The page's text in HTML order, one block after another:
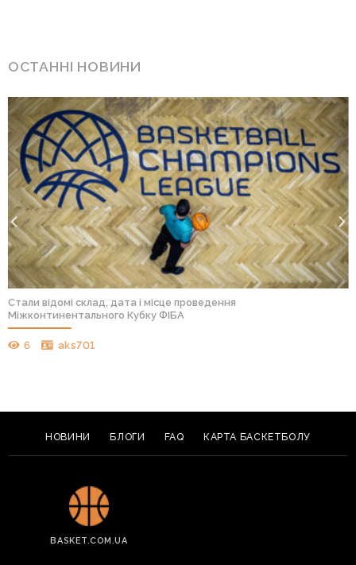
ОСТАННІ НОВИНИ
Стали відомі склад, дата і місце проведення
Міжконтинентального Кубку ФІБА
6 aks701
НОВИНИ БЛОГИ FAQ КАРТА БАСКЕТБОЛУ
BASKET.COM.UA